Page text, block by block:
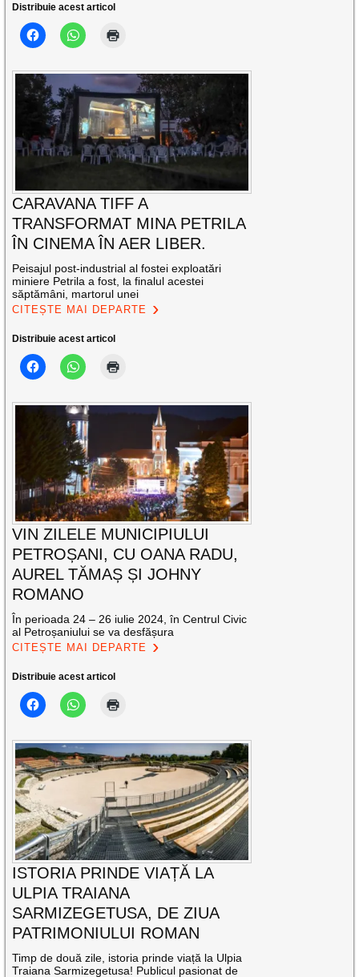
Distribuie acest articol
CARAVANA TIFF A
TRANSFORMAT MINA PETRILA
ÎN CINEMA ÎN AER LIBER.
Peisajul post-industrial al fostei exploatări
miniere Petrila a fost, la finalul acestei
săptămâni, martorul unei
CITEȘTE MAI DEPARTE
Distribuie acest articol
VIN ZILELE MUNICIPIULUI
PETROȘANI, CU OANA RADU,
AUREL TĂMAȘ ȘI JOHNY
ROMANO
În perioada 24 – 26 iulie 2024, în Centrul Civic
al Petroșaniului se va desfășura
CITEȘTE MAI DEPARTE
Distribuie acest articol
ISTORIA PRINDE VIAȚĂ LA
ULPIA TRAIANA
SARMIZEGETUSA, DE ZIUA
PATRIMONIULUI ROMAN
Timp de două zile, istoria prinde viață la Ulpia
Traiana Sarmizegetusa! Publicul pasionat de